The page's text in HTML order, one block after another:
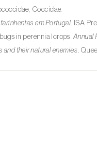
Coccidae.
em Portugal . ISA
in perennial crops. Annual
and their natural enemies .